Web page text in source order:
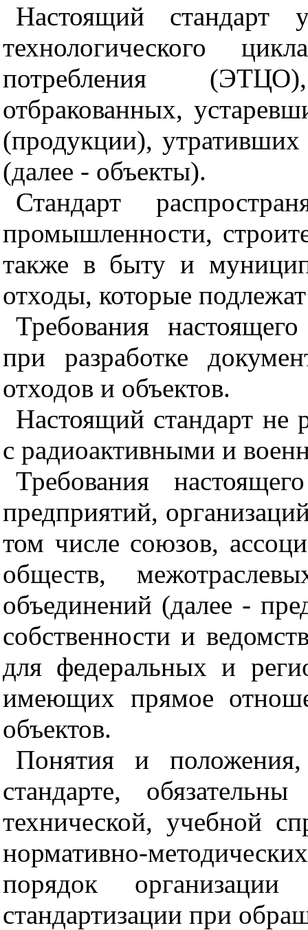
Настоящий стандарт
технологического
потребления
отбракованных,
(продукции), утративших
(далее - объекты).
Стандарт
промышленности,
также в быту и
отходы, которые
Требования
при разработке
отходов и объектов.
Настоящий стандарт не
с радиоактивными и
Требования
предприятий,
том числе союзов,
обществ,
объединений (далее -
собственности и
для федеральных и
имеющих прямое
объектов.
Понятия и
стандарте,
технической, учебной
нормативно-
порядок
стандартизации при